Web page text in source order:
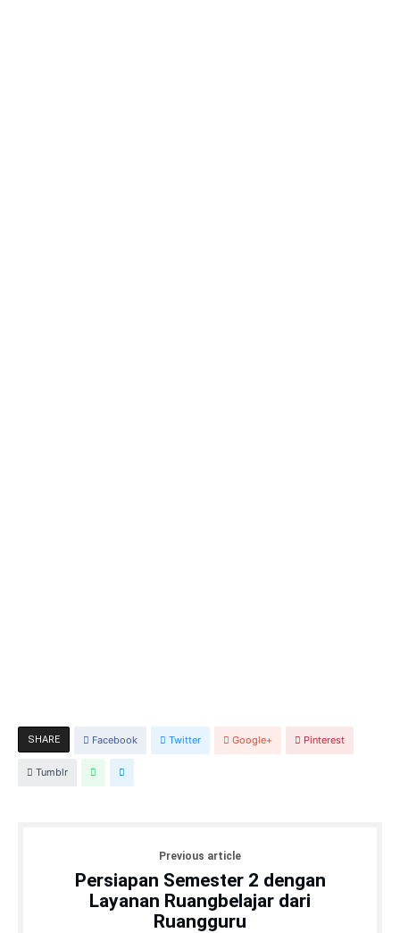
SHARE Facebook Twitter Google+ Pinterest
Tumblr
Previous article
Persiapan Semester 2 dengan
Layanan Ruangbelajar dari
Ruangguru